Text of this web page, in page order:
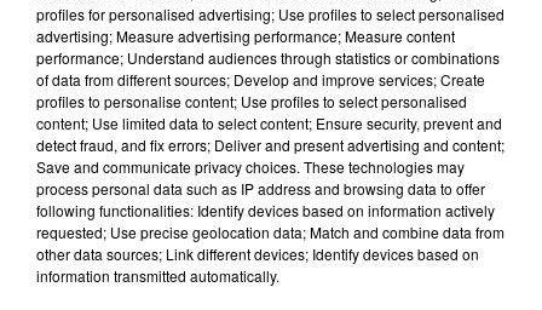
Lecture (2 min 24 sec)
100%
profiles for personalised advertising; Use profiles to select personalised
advertising; Measure advertising performance; Measure content
performance; Understand audiences through statistics or combinations
of data from different sources; Develop and improve services; Create
profiles to personalise content; Use profiles to select personalised
content; Use limited data to select content; Ensure security, prevent and
detect fraud, and fix errors; Deliver and present advertising and content;
Save and communicate privacy choices. These technologies may
process personal data such as IP address and browsing data to offer
following functionalities: Identify devices based on information actively
requested; Use precise geolocation data; Match and combine data from
other data sources; Link different devices; Identify devices based on
information transmitted automatically.